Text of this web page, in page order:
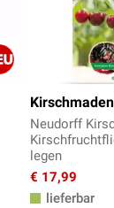
Neudorff
legen
€ 17,99
lieferbar